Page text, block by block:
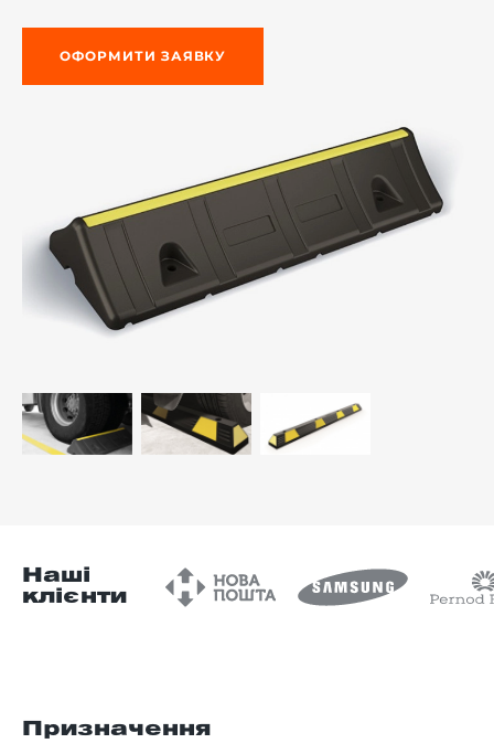
ОФОРМИТИ ЗАЯВКУ
Наші
клієнти
Призначення